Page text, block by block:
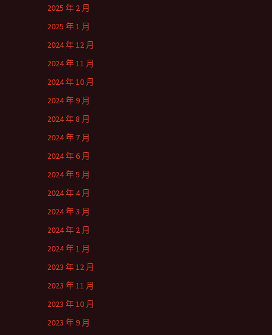
2025 年 2 月
2025 年 1 月
2024 年 12 月
2024 年 11 月
2024 年 10 月
2024 年 9 月
2024 年 8 月
2024 年 7 月
2024 年 6 月
2024 年 5 月
2024 年 4 月
2024 年 3 月
2024 年 2 月
2024 年 1 月
2023 年 12 月
2023 年 11 月
2023 年 10 月
2023 年 9 月